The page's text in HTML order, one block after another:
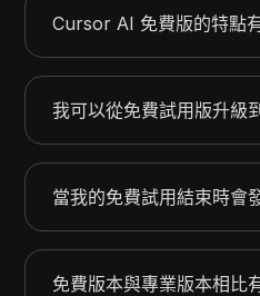
Cursor AI 免費版的特點
我可以從免費試用版升級
當我的免費試用結束時會
免費版本與專業版本相比